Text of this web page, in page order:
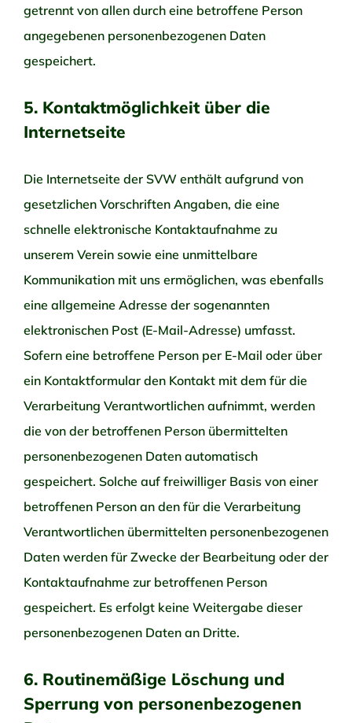
getrennt von allen durch eine betroffene Person
angegebenen personenbezogenen Daten
gespeichert.
5. Kontaktmöglichkeit über die
Internetseite
Die Internetseite der SVW enthält aufgrund von
gesetzlichen Vorschriften Angaben, die eine
schnelle elektronische Kontaktaufnahme zu
unserem Verein sowie eine unmittelbare
Kommunikation mit uns ermöglichen, was ebenfalls
eine allgemeine Adresse der sogenannten
elektronischen Post (E-Mail-Adresse) umfasst.
Sofern eine betroffene Person per E-Mail oder über
ein Kontaktformular den Kontakt mit dem für die
Verarbeitung Verantwortlichen aufnimmt, werden
die von der betroffenen Person übermittelten
personenbezogenen Daten automatisch
gespeichert. Solche auf freiwilliger Basis von einer
betroffenen Person an den für die Verarbeitung
Verantwortlichen übermittelten personenbezogenen
Daten werden für Zwecke der Bearbeitung oder der
Kontaktaufnahme zur betroffenen Person
gespeichert. Es erfolgt keine Weitergabe dieser
personenbezogenen Daten an Dritte.
6. Routinemäßige Löschung und
Sperrung von personenbezogenen